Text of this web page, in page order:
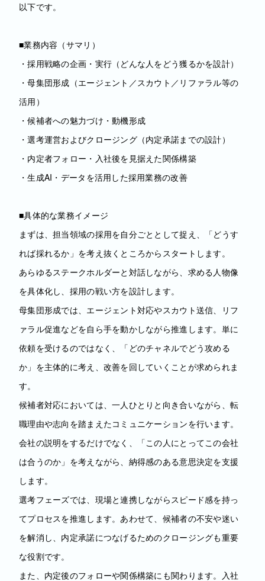
以下です。
■業務内容（サマリ）
・採用戦略の企画・実行（どんな人をどう獲るかを設計）
・母集団形成（エージェント／スカウト／リファラル等の
活用）
・候補者への魅力づけ・動機形成
・選考運営およびクロージング（内定承諾までの設計）
・内定者フォロー・入社後を見据えた関係構築
・生成AI・データを活用した採用業務の改善
■具体的な業務イメージ
まずは、担当領域の採用を自分ごととして捉え、「どうす
れば採れるか」を考え抜くところからスタートします。
あらゆるステークホルダーと対話しながら、求める人物像
を具体化し、採用の戦い方を設計します。
母集団形成では、エージェント対応やスカウト送信、リフ
ァラル促進などを自ら手を動かしながら推進します。単に
依頼を受けるのではなく、「どのチャネルでどう攻める
か」を主体的に考え、改善を回していくことが求められま
す。
候補者対応においては、一人ひとりと向き合いながら、転
職理由や志向を踏まえたコミュニケーションを行います。
会社の説明をするだけでなく、「この人にとってこの会社
は合うのか」を考えながら、納得感のある意思決定を支援
します。
選考フェーズでは、現場と連携しながらスピード感を持っ
てプロセスを推進します。あわせて、候補者の不安や迷い
を解消し、内定承諾につなげるためのクロージングも重要
な役割です。
また、内定後のフォローや関係構築にも関わります。入社